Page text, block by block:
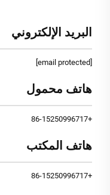
البريد الإلكتروني
[email protected]
هاتف محمول
+86-15250996717
هاتف المكتب
+86-15250996717